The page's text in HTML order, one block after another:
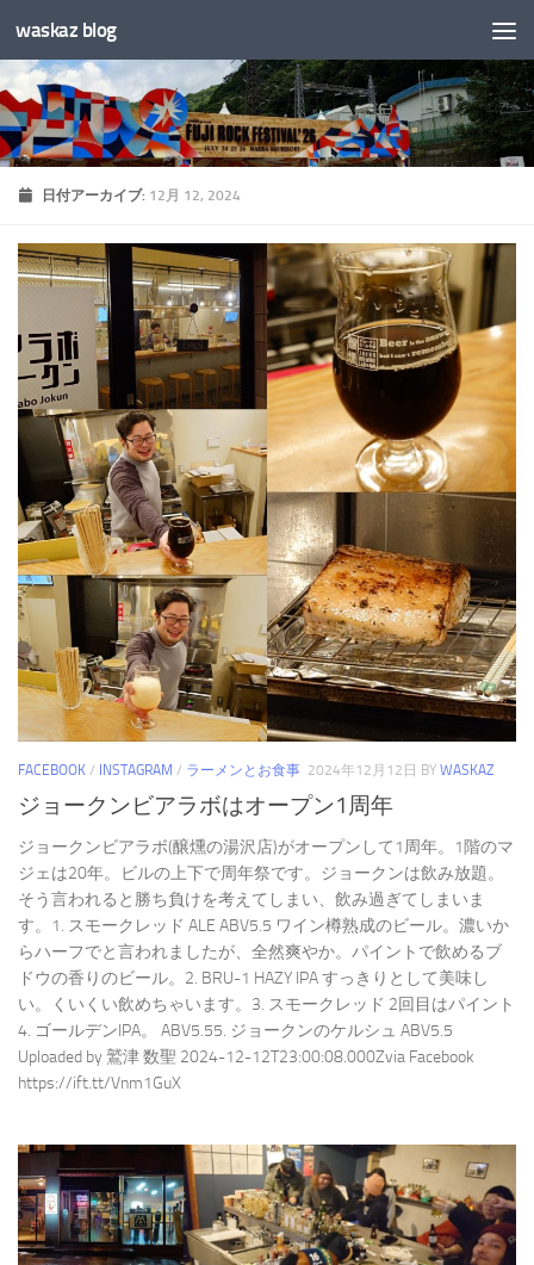
コンテンツへスキップ
waskaz blog
日付アーカイブ: 12月 12, 2024
FACEBOOK / INSTAGRAM / ラーメンとお食事 2024年12月12日 BY WASKAZ
ジョークンビアラボはオープン1周年
ジョークンビアラボ(醸燻の湯沢店)がオープンして1周年。1階のマ
ジェは20年。ビルの上下で周年祭です。ジョークンは飲み放題。
そう言われると勝ち負けを考えてしまい、飲み過ぎてしまいま
す。1. スモークレッド ALE ABV5.5 ワイン樽熟成のビール。濃いか
らハーフでと言われましたが、全然爽やか。パイントで飲めるブ
ドウの香りのビール。2. BRU-1 HAZY IPA すっきりとして美味し
い。くいくい飲めちゃいます。3. スモークレッド 2回目はパイント
4. ゴールデンIPA。 ABV5.55. ジョークンのケルシュ ABV5.5
Uploaded by 鷲津 数聖 2024-12-12T23:00:08.000Zvia Facebook
https://ift.tt/Vnm1GuX